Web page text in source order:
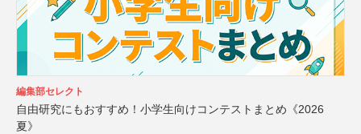
編集部セレクト
自由研究にもおすすめ！小学生向けコンテストまとめ《2026
夏》